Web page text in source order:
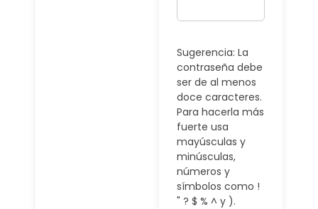
Sugerencia: La
contraseña debe
ser de al menos
doce caracteres.
Para hacerla más
fuerte usa
mayúsculas y
minúsculas,
números y
símbolos como !
" ? $ % ^ y ).